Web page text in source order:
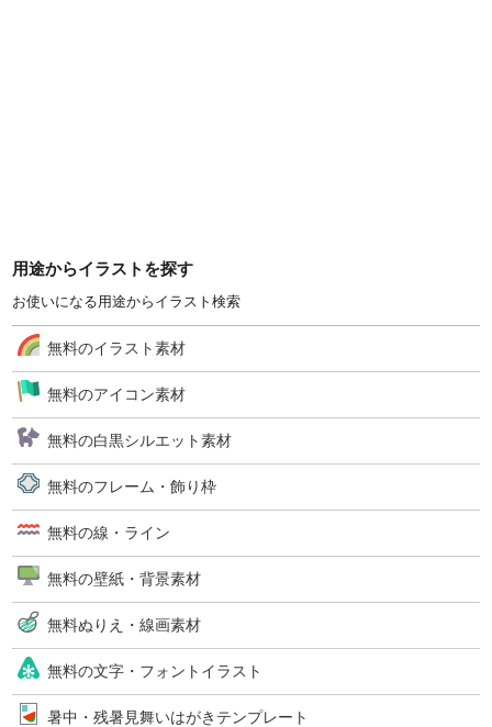
用途からイラストを探す
お使いになる用途からイラスト検索
無料のイラスト素材
無料のアイコン素材
無料の白黒シルエット素材
無料のフレーム・飾り枠
無料の線・ライン
無料の壁紙・背景素材
無料ぬりえ・線画素材
無料の文字・フォントイラスト
暑中・残暑見舞いはがきテンプレート